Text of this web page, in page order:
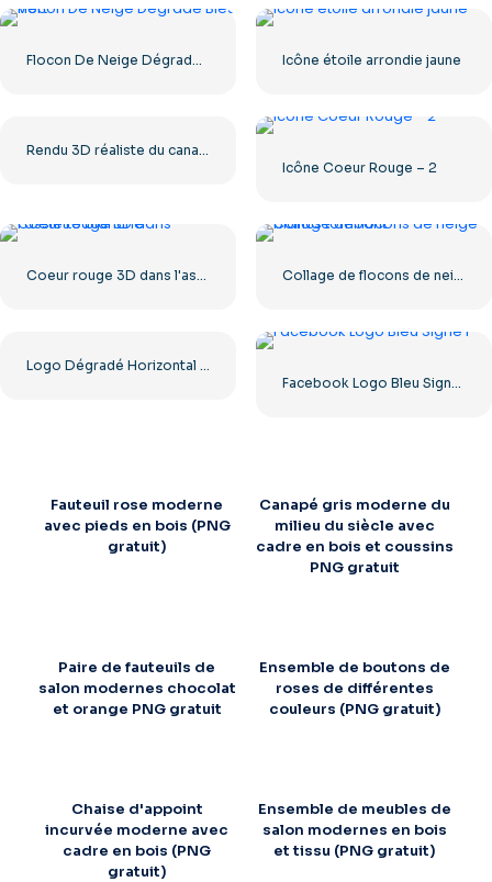
Flocon De Neige Dégradé Bleu Vert Icône étoile arrondie jaune
Rendu 3D réaliste du canapé Beavis et Butthead – Canapé en cuir ancien – Téléchargement gratuit au format PNG
Icône Coeur Rouge – 2
Coeur rouge 3D dans l'assiette blanche Collage de flocons de neige blancs tombant
Logo Dégradé Horizontal Instagram
Facebook Logo Bleu Signe F
Fauteuil rose moderne
avec pieds en bois (PNG
gratuit)
Canapé gris moderne du
milieu du siècle avec
cadre en bois et coussins
PNG gratuit
Paire de fauteuils de
salon modernes chocolat
et orange PNG gratuit
Ensemble de boutons de
roses de différentes
couleurs (PNG gratuit)
Chaise d'appoint
incurvée moderne avec
cadre en bois (PNG
gratuit)
Ensemble de meubles de
salon modernes en bois
et tissu (PNG gratuit)